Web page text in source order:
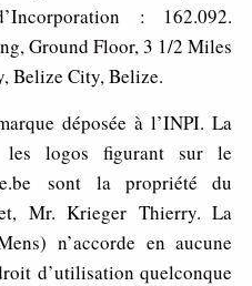
: 162.092.
Ground Floor, 3 1/2 Miles
Belize City, Belize.
déposée à l’INPI. La
les logos figurant sur le
sont la propriété du
Mr. Krieger Thierry. La
n’accorde en aucune
d’utilisation quelconque